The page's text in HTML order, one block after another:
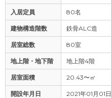
入居定員 80名
建物構造階数 鉄骨ALC造
居室総数 80室
地上階・地下階 地上階4階
居室面積 20.43〜㎡
開設年月日 2021年01月01日